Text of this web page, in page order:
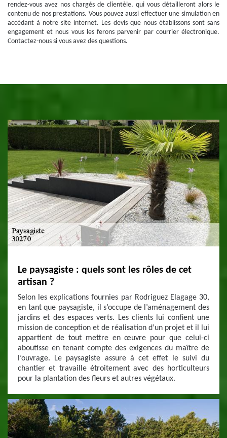
rendez-vous avez nos chargés de clientèle, qui vous détailleront alors le
contenu de nos prestations. Vous pouvez aussi effectuer une simulation en
accédant à notre site internet. Les devis que nous établissons sont sans
engagement et nous vous les ferons parvenir par courrier électronique.
Contactez-nous si vous avez des questions.
Le paysagiste : quels sont les rôles de cet
artisan ?
Selon les explications fournies par Rodriguez Elagage 30,
en tant que paysagiste, il s’occupe de l’aménagement des
jardins et des espaces verts. Les clients lui confient une
mission de conception et de réalisation d’un projet et il lui
appartient de tout mettre en œuvre pour que celui-ci
aboutisse en tenant compte des exigences du maître de
l’ouvrage. Le paysagiste assure à cet effet le suivi du
chantier et travaille étroitement avec des horticulteurs
pour la plantation des fleurs et autres végétaux.